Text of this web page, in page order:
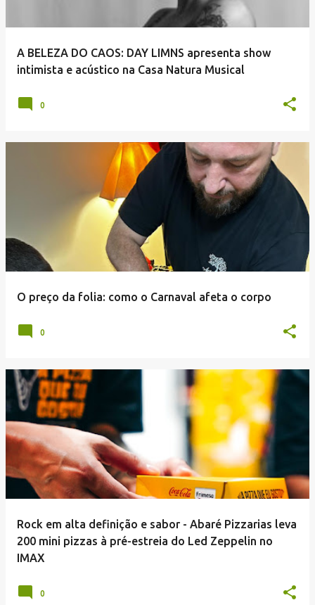
A BELEZA DO CAOS: DAY LIMNS apresenta show
intimista e acústico na Casa Natura Musical
0
O preço da folia: como o Carnaval afeta o corpo
0
Rock em alta definição e sabor - Abaré Pizzarias leva
200 mini pizzas à pré-estreia do Led Zeppelin no
IMAX
0